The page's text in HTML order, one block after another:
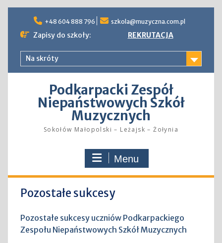
content
+48 604 888 796 szkola@muzyczna.com.pl
Zapisy do szkoły: REKRUTACJA
Na skróty
Podkarpacki Zespół
Niepaństwowych Szkół
Muzycznych
Sokołów Małopolski – Leżajsk – Żołynia
Menu
Pozostałe sukcesy
Pozostałe sukcesy uczniów Podkarpackiego
Zespołu Niepaństwowych Szkół Muzycznych